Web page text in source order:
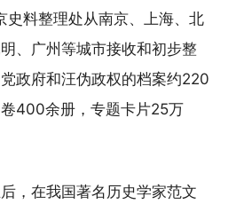
史料整理处从南京、上海、北
、广州等城市接收和初步整
政府和汪伪政权的档案约220
400余册，专题卡片25万
，在我国著名历史学家范文